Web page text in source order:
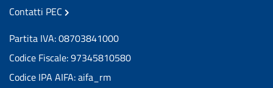
Contatti PEC
Partita IVA: 08703841000
Codice Fiscale: 97345810580
Codice IPA AIFA: aifa_rm